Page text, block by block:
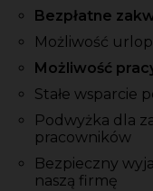
Bezpłatne
Możliwość
Możliwość
Stałe wsparcie
Podwyżka dla
pracowników
Bezpieczny
naszą firmę